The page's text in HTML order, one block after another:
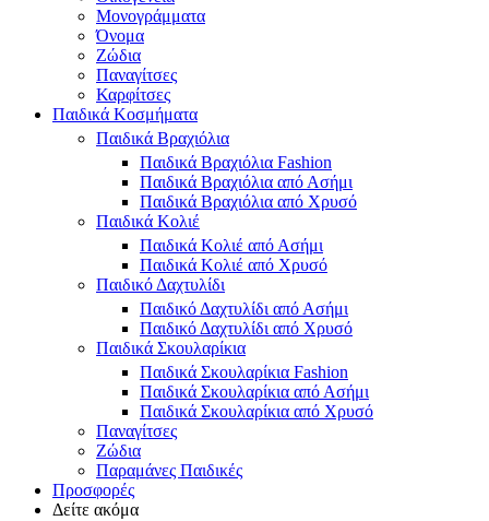
Μονογράμματα
Όνομα
Ζώδια
Παναγίτσες
Καρφίτσες
Παιδικά Κοσμήματα
Παιδικά Βραχιόλια
Παιδικά Βραχιόλια Fashion
Παιδικά Βραχιόλια από Ασήμι
Παιδικά Βραχιόλια από Χρυσό
Παιδικά Κολιέ
Παιδικά Κολιέ από Ασήμι
Παιδικά Κολιέ από Χρυσό
Παιδικό Δαχτυλίδι
Παιδικό Δαχτυλίδι από Ασήμι
Παιδικό Δαχτυλίδι από Χρυσό
Παιδικά Σκουλαρίκια
Παιδικά Σκουλαρίκια Fashion
Παιδικά Σκουλαρίκια από Ασήμι
Παιδικά Σκουλαρίκια από Χρυσό
Παναγίτσες
Ζώδια
Παραμάνες Παιδικές
Προσφορές
Δείτε ακόμα